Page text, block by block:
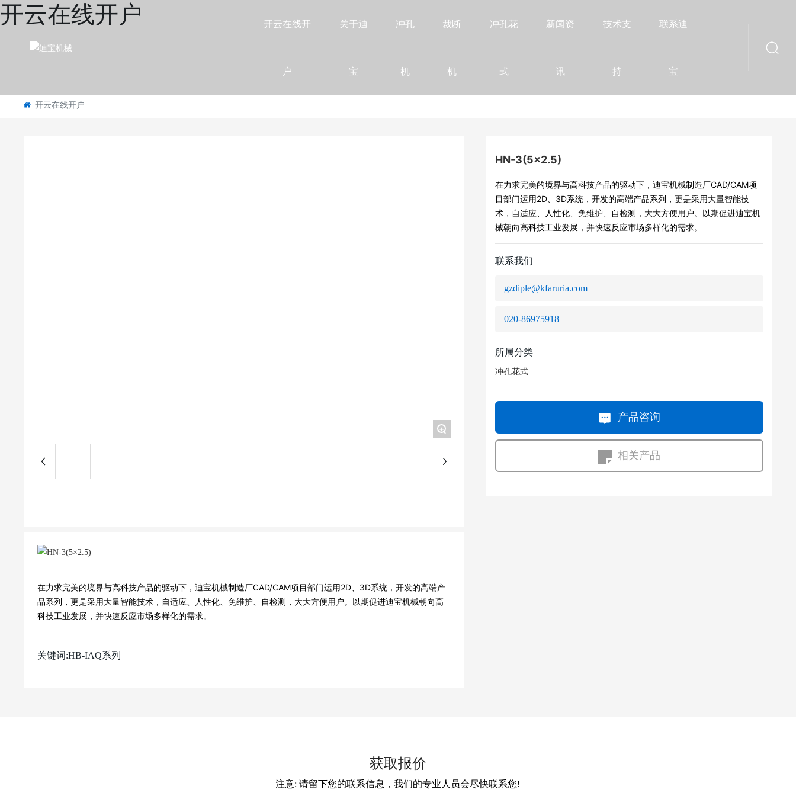
开云在线开户 开云在线开
户
关于迪
宝
冲孔
机
裁断
机
冲孔花
式
新闻资
讯
技术支
持
联系迪
宝
开云在线开户
+
在力求完美的境界与高科技产品的驱动下，迪宝机械制造厂CAD/CAM项目部门运用2D、3D系统，开发的高端产
品系列，更是采用大量智能技术，自适应、人性化、免维护、自检测，大大方便用户。以期促进迪宝机械朝向高
科技工业发展，并快速反应市场多样化的需求。
关键词:HB-IAQ系列
HN-3(5×2.5)
在力求完美的境界与高科技产品的驱动下，迪宝机械制造厂CAD/CAM项
目部门运用2D、3D系统，开发的高端产品系列，更是采用大量智能技
术，自适应、人性化、免维护、自检测，大大方便用户。以期促进迪宝机
械朝向高科技工业发展，并快速反应市场多样化的需求。
联系我们
gzdiple@kfaruria.com
020-86975918
所属分类
冲孔花式
产品咨询
相关产品
获取报价
注意: 请留下您的联系信息，我们的专业人员会尽快联系您!